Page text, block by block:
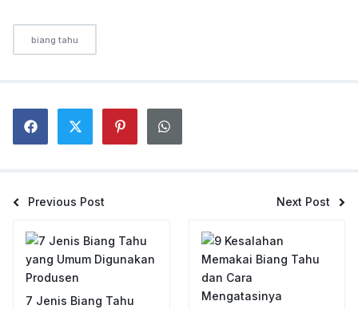
biang tahu
Previous Post Next Post
7 Jenis Biang Tahu